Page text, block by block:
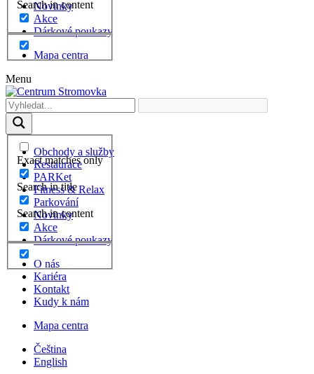
Search in content
Novinky
Akce
Dárkové poukazy
Mapa centra
Menu
Exact matches only
Search in title
Search in content
Obchody a služby
Restaurace
PARKet
Fitness & Relax
Parkování
Novinky
Akce
Dárkové poukazy
O nás
Kariéra
Kontakt
Kudy k nám
Mapa centra
Čeština
English